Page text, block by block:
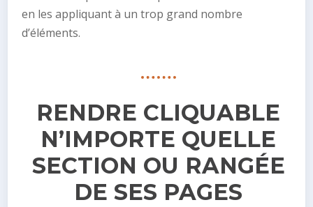
en les appliquant à un trop grand nombre
d’éléments.
RENDRE CLIQUABLE
N’IMPORTE QUELLE
SECTION OU RANGÉE
DE SES PAGES